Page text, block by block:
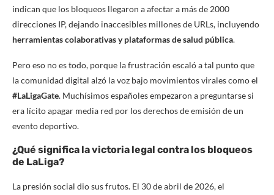
indican que los bloqueos llegaron a afectar a más de 2000
direcciones IP, dejando inaccesibles millones de URLs, incluyendo
herramientas colaborativas y plataformas de salud pública.
Pero eso no es todo, porque la frustración escaló a tal punto que
la comunidad digital alzó la voz bajo movimientos virales como el
#LaLigaGate. Muchísimos españoles empezaron a preguntarse si
era lícito apagar media red por los derechos de emisión de un
evento deportivo.
¿Qué significa la victoria legal contra los bloqueos
de LaLiga?
La presión social dio sus frutos. El 30 de abril de 2026, el